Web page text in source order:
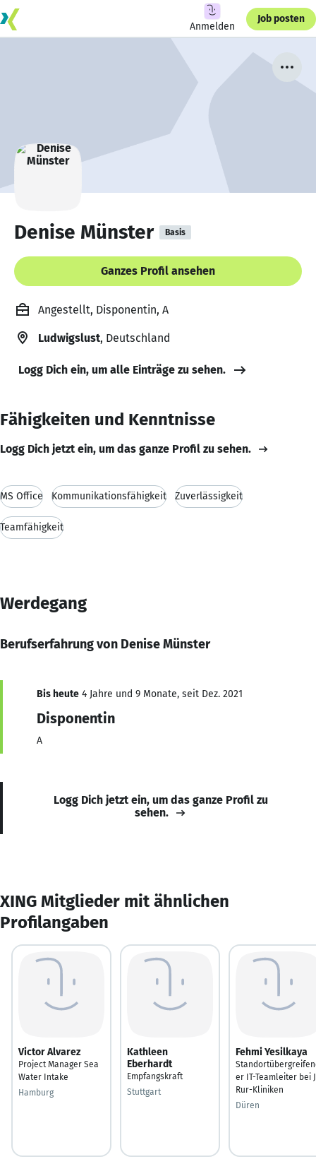
Anmelden
Job posten
Denise Münster Basis
Ganzes Profil ansehen
Angestellt, Disponentin, A
Ludwigslust, Deutschland
Logg Dich ein, um alle Einträge zu sehen.
Fähigkeiten und Kenntnisse
Logg Dich jetzt ein, um das ganze Profil zu sehen.
MS Office Kommunikationsfähigkeit Zuverlässigkeit
Teamfähigkeit
Werdegang
Berufserfahrung von Denise Münster
Bis heute 4 Jahre und 9 Monate, seit Dez. 2021
Disponentin
A
Logg Dich jetzt ein, um das ganze Profil zu
sehen.
XING Mitglieder mit ähnlichen
Profilangaben
Victor Alvarez
Project Manager Sea
Water Intake
Hamburg
Kathleen
Eberhardt
Empfangskraft
Stuttgart
Fehmi Yesilkaya
er IT-Teamleiter bei
Rur-Kliniken
Düren